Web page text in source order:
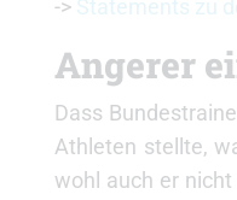
-> Statements zu
Angerer
Dass
Athleten stellte,
wohl auch er